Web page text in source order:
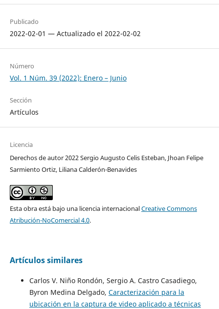
Publicado
2022-02-01 — Actualizado el 2022-02-02
Número
Vol. 1 Núm. 39 (2022): Enero – Junio
Sección
Artículos
Licencia
Derechos de autor 2022 Sergio Augusto Celis Esteban, Jhoan Felipe
Sarmiento Ortiz, Liliana Calderón-Benavides
Esta obra está bajo una licencia internacionalCreative Commons
Atribución-NoComercial 4.0.
Artículos similares
Carlos V. Niño Rondón, Sergio A. Castro Casadiego,
Byron Medina Delgado, Caracterización para la
ubicación en la captura de video aplicado a técnicas